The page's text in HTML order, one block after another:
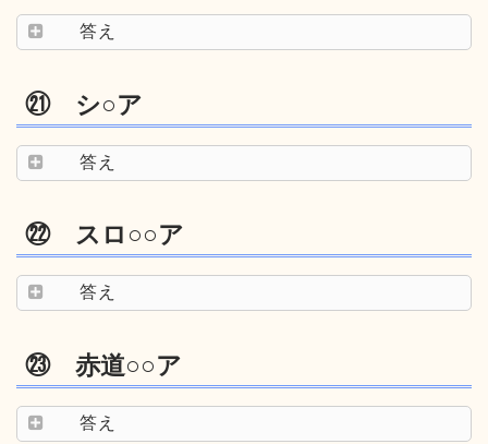
答え
㉑ シ○ア
答え
㉒ スロ○○ア
答え
㉓ 赤道○○ア
答え